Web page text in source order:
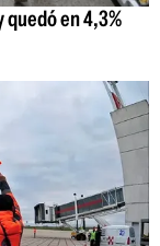
quedó en 4,3%